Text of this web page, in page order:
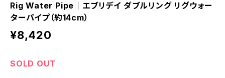
Rig Water Pipe｜エブリデイ ダブルリング リグウォー
ターパイプ（約14cm）
¥8,420
SOLD OUT